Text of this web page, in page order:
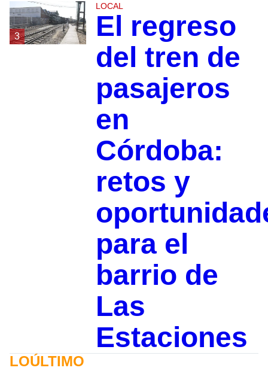
3
LOCAL
El regreso
del tren de
pasajeros
en
Córdoba:
retos y
para el
barrio de
Las
Estaciones
LOÚLTIMO